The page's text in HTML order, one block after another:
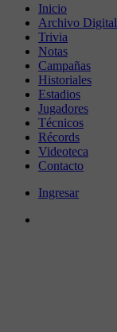
Inicio
Archivo Digital
Trivia
Notas
Campañas
Historiales
Estadios
Jugadores
Técnicos
Récords
Videoteca
Contacto
Ingresar